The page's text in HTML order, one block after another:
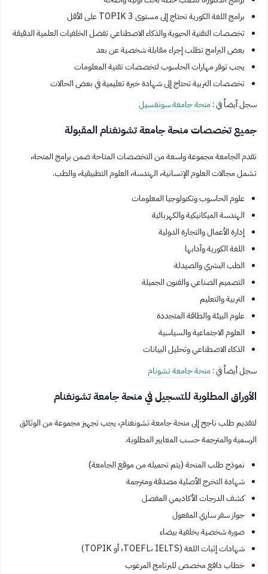
برامج اللغة الكورية تحتاج إلى مستوى TOPIK 3 على الأقل
تخصصات التقنية الحيوية والذكاء الاصطناعي تفضل الخلفيات العلمية الدقيقة
بعض البرامج تطلب إجراء مقابلة شخصية عن بعد
يجب توفر مهارات الحاسوب لتخصصات تقنية المعلومات
تخصصات التربية تحتاج إلى شهادة خبرة تعليمية في بعض الحالات
سجل أيضاً في :منحة جامعة سونغسيل
جميع تخصصات منحة جامعة تشونغنام المقبولة
تقدم الجامعة مجموعة واسعة من التخصصات المتاحة ضمن برامج المنحة،
تشمل مجالات العلوم الإنسانية، الهندسة، العلوم التطبيقية، والطب.
علوم الحاسوب وتكنولوجيا المعلومات
الهندسة الميكانيكية والكهربائية
إدارة الأعمال والتجارة الدولية
اللغة الكورية وآدابها
الطب البشري والصيدلة
التصميم الصناعي والفنون الجميلة
التربية والتعليم
علوم البيئة والطاقة المتجددة
العلوم الاجتماعية والسياسية
الذكاء الاصطناعي وتحليل البيانات
سجل أيضاً في :منحة جامعة تشونام
الأوراق المطلوبة للتسجيل في منحة جامعة تشونغنام
لتقديم طلب ناجح إلى منحة جامعة تشونغنام، يجب تجهيز مجموعة من الوثائق
الرسمية والمترجمة حسب المعايير المطلوبة.
نموذج طلب المنحة (يتم تحميله من موقع الجامعة)
شهادة التخرج الأصلية مصدقة ومترجمة
كشف الدرجات الأكاديمي المفصل
جواز سفر ساري المفعول
صورة شخصية بخلفية بيضاء
شهادات إثبات اللغة (TOEFL، IELTS، أو TOPIK)
خطاب دافع مخصص للبرنامج المرغوب